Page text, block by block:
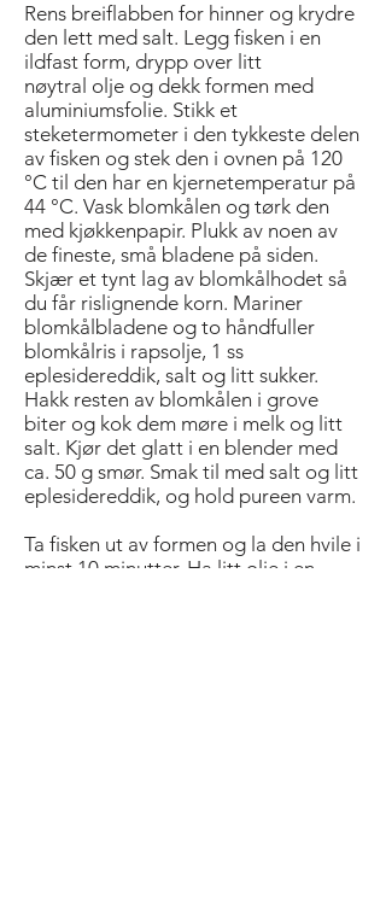
Rens breiflabben for hinner og krydre
den lett med salt. Legg fisken i en
ildfast form, drypp over litt
nøytral olje og dekk formen med
aluminiumsfolie. Stikk et
steketermometer i den tykkeste delen
av fisken og stek den i ovnen på 120
°C til den har en kjernetemperatur på
44 °C. Vask blomkålen og tørk den
med kjøkkenpapir. Plukk av noen av
de fineste, små bladene på siden.
Skjær et tynt lag av blomkålhodet så
du får rislignende korn. Mariner
blomkålbladene og to håndfuller
blomkålris i rapsolje, 1 ss
eplesidereddik, salt og litt sukker.
Hakk resten av blomkålen i grove
biter og kok dem møre i melk og litt
salt. Kjør det glatt i en blender med
ca. 50 g smør. Smak til med salt og litt
eplesidereddik, og hold pureen varm.
Ta fisken ut av formen og la den hvile i
minst 10 minutter. Ha litt olje i en